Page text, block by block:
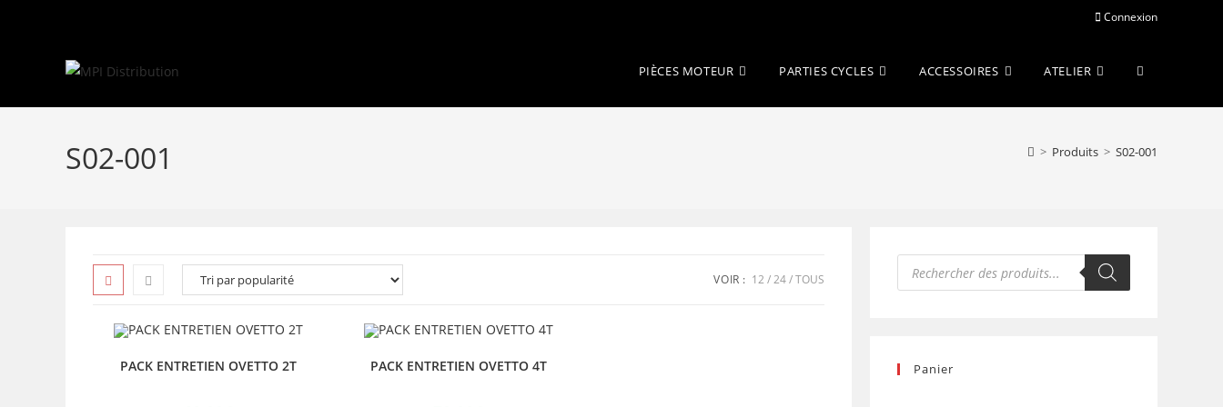
Connexion
PIÈCES MOTEUR PARTIES CYCLES ACCESSOIRES ATELIER Toggle
S02-001 > Produits > S02-001
VOIR : 12 24 TOUS
PACK ENTRETIEN OVETTO 2T PACK ENTRETIEN OVETTO 4T
Recherche
produits
Panier